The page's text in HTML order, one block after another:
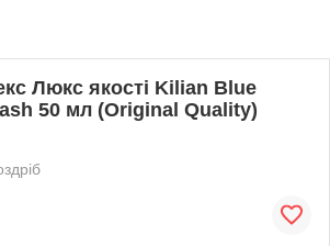
Люкс якості Kilian Blue
50 мл (Original Quality)